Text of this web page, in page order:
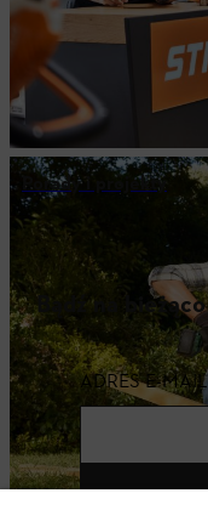
Porady i projekty
Bądź na
ADRES E-MAIL